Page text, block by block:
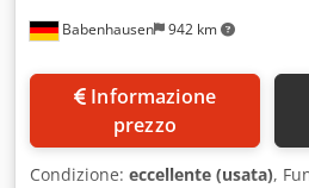
Babenhausen 942 km
prezzo
Condizione: eccellente (usata),